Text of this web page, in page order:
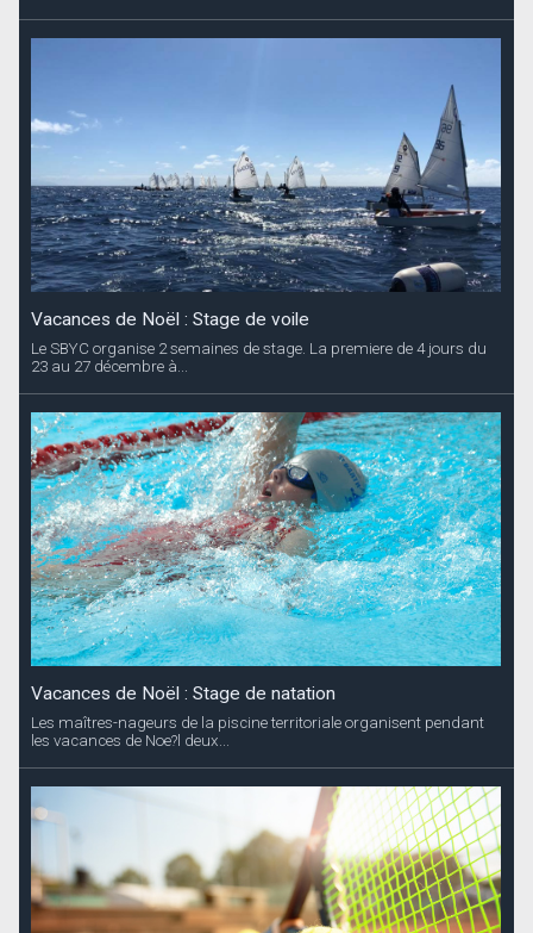
Vacances de Noël : Stage de voile
Le SBYC organise 2 semaines de stage. La premiere de 4 jours du
23 au 27 décembre à...
Vacances de Noël : Stage de natation
Les maîtres-nageurs de la piscine territoriale organisent pendant
les vacances de Noe?l deux...